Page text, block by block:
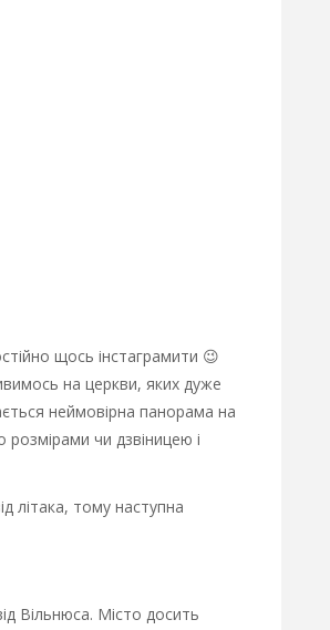
щось інстаграмити 😉
на церкви, яких дуже
неймовірна панорама на
чи дзвіницею і
літака, тому наступна
Вільнюса. Місто досить